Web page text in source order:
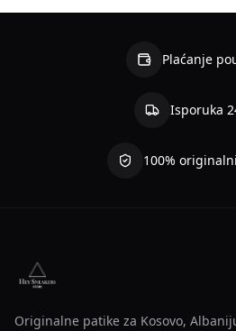
Plaćanje
Isporuka
100%
Originalne patike za Kosovo,